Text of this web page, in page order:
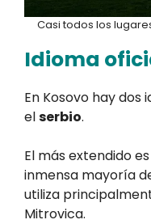
Casi todos los
Idioma
En Kosovo hay dos
elserbio.
El más extendido
inmensa mayoría
utiliza
Mitrovica.